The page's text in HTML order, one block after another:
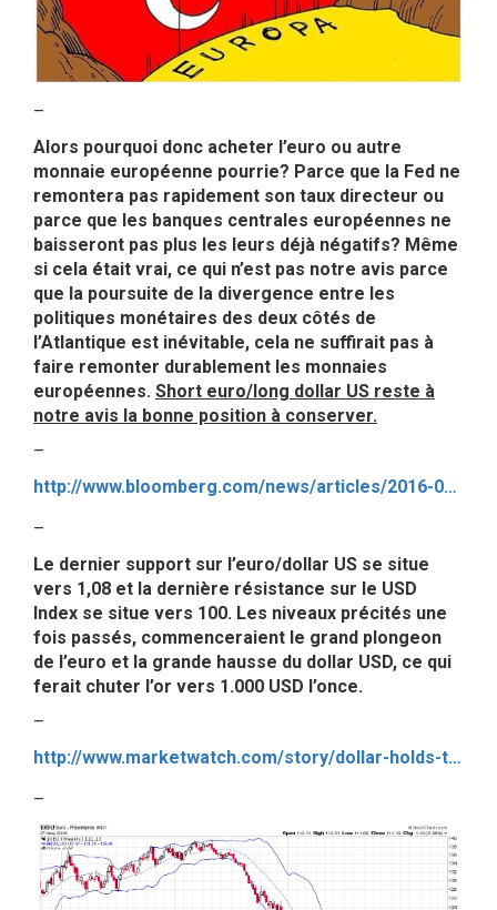
–
Alors pourquoi donc acheter l’euro ou autre
monnaie européenne pourrie? Parce que la Fed ne
remontera pas rapidement son taux directeur ou
parce que les banques centrales européennes ne
baisseront pas plus les leurs déjà négatifs? Même
si cela était vrai, ce qui n’est pas notre avis parce
que la poursuite de la divergence entre les
politiques monétaires des deux côtés de
l’Atlantique est inévitable, cela ne suffirait pas à
faire remonter durablement les monnaies
européennes. Short euro/long dollar US reste à
notre avis la bonne position à conserver.
–
http://www.bloomberg.com/news/articles/2016-05-25/ecb-officials-say-euro-area-needs-coordinated-economic-policies
–
Le dernier support sur l’euro/dollar US se situe
vers 1,08 et la dernière résistance sur le USD
Index se situe vers 100. Les niveaux précités une
fois passés, commenceraient le grand plongeon
de l’euro et la grande hausse du dollar USD, ce qui
ferait chuter l’or vers 1.000 USD l’once.
–
http://www.marketwatch.com/story/dollar-holds-tight-as-investors-wait-for-yellen-to-speak-later-2016-05-27
–